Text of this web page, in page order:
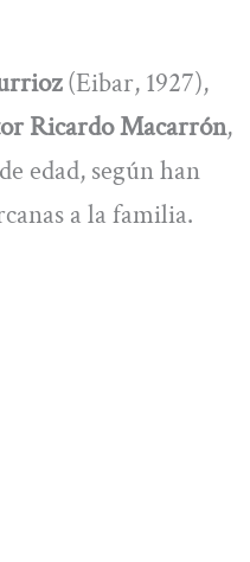
(Eibar, 1927),
Ricardo Macarrón,
edad, según han
a la familia.